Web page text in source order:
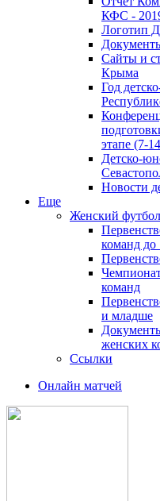
КФС -
Логотип
Сайты и
Крыма
Год
этапе (7-
Детско-
Новости
Еще
Женский футбол
команд до
команд
и младше
женских
Ссылки
Онлайн матчей